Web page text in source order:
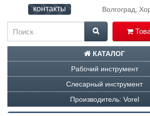
контакты
Волгоград,
КАТАЛОГ
Рабочий инструмент
Слесарный инструмент
Производитель: Vorel